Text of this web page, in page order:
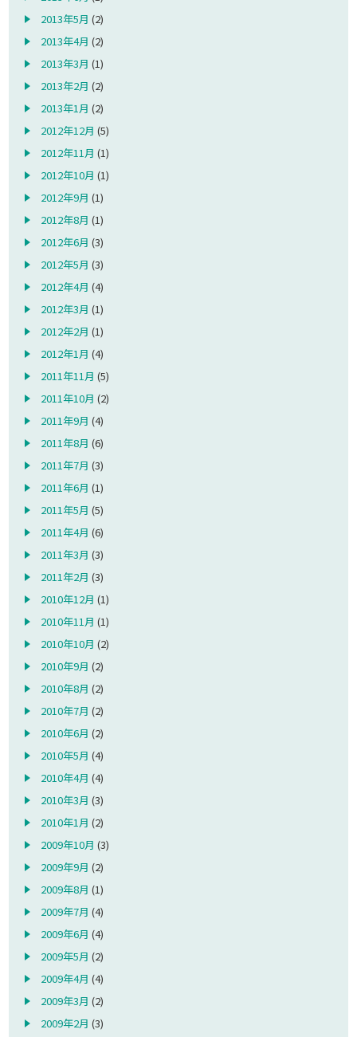
2013年5月 (2)
2013年4月 (2)
2013年3月 (1)
2013年2月 (2)
2013年1月 (2)
2012年12月 (5)
2012年11月 (1)
2012年10月 (1)
2012年9月 (1)
2012年8月 (1)
2012年6月 (3)
2012年5月 (3)
2012年4月 (4)
2012年3月 (1)
2012年2月 (1)
2012年1月 (4)
2011年11月 (5)
2011年10月 (2)
2011年9月 (4)
2011年8月 (6)
2011年7月 (3)
2011年6月 (1)
2011年5月 (5)
2011年4月 (6)
2011年3月 (3)
2011年2月 (3)
2010年12月 (1)
2010年11月 (1)
2010年10月 (2)
2010年9月 (2)
2010年8月 (2)
2010年7月 (2)
2010年6月 (2)
2010年5月 (4)
2010年4月 (4)
2010年3月 (3)
2010年1月 (2)
2009年10月 (3)
2009年9月 (2)
2009年8月 (1)
2009年7月 (4)
2009年6月 (4)
2009年5月 (2)
2009年4月 (4)
2009年3月 (2)
2009年2月 (3)